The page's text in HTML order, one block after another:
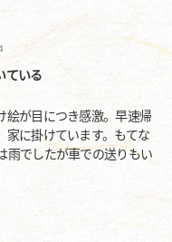
ている
絵が目につき感激。早速帰
家に掛けています。もてな
雨でしたが車での送りもい